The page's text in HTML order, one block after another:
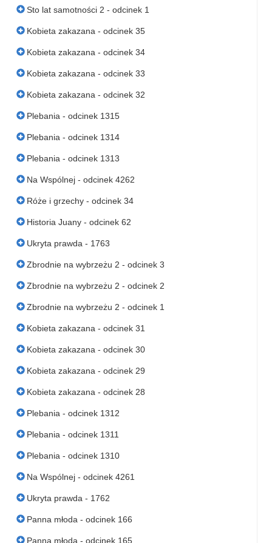
Sto lat samotności 2 - odcinek 1
Kobieta zakazana - odcinek 35
Kobieta zakazana - odcinek 34
Kobieta zakazana - odcinek 33
Kobieta zakazana - odcinek 32
Plebania - odcinek 1315
Plebania - odcinek 1314
Plebania - odcinek 1313
Na Wspólnej - odcinek 4262
Róże i grzechy - odcinek 34
Historia Juany - odcinek 62
Ukryta prawda - 1763
Zbrodnie na wybrzeżu 2 - odcinek 3
Zbrodnie na wybrzeżu 2 - odcinek 2
Zbrodnie na wybrzeżu 2 - odcinek 1
Kobieta zakazana - odcinek 31
Kobieta zakazana - odcinek 30
Kobieta zakazana - odcinek 29
Kobieta zakazana - odcinek 28
Plebania - odcinek 1312
Plebania - odcinek 1311
Plebania - odcinek 1310
Na Wspólnej - odcinek 4261
Ukryta prawda - 1762
Panna młoda - odcinek 166
Panna młoda - odcinek 165